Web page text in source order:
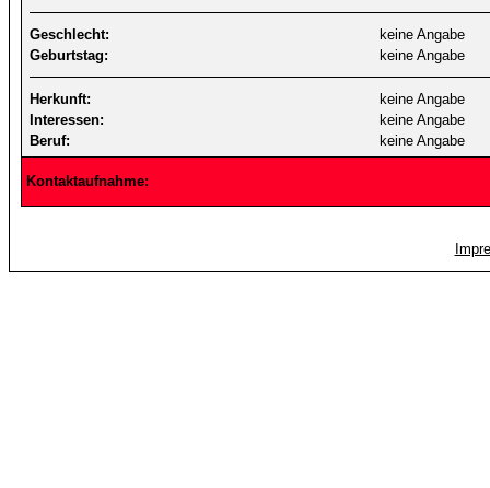
Geschlecht:
keine Angabe
Geburtstag:
keine Angabe
Herkunft:
keine Angabe
Interessen:
keine Angabe
Beruf:
keine Angabe
Kontaktaufnahme: